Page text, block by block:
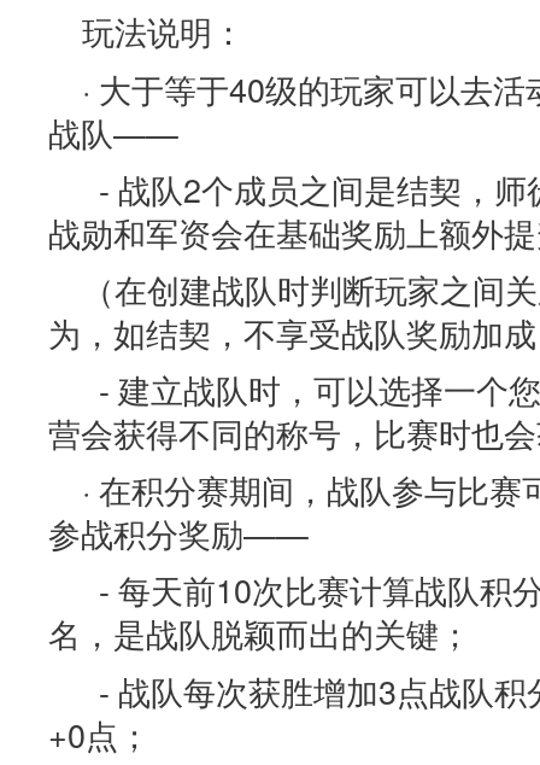
玩法说明：
· 大于等于40级的玩家可以去
战队——
- 战队2个成员之间是结契，
战勋和军资会在基础奖励上额外
（在创建战队时判断玩家之间
为，如结契，不享受战队奖励加
- 建立战队时，可以选择一个
营会获得不同的称号，比赛时也
· 在积分赛期间，战队参与比
参战积分奖励——
- 每天前10次比赛计算战队积
名，是战队脱颖而出的关键；
- 战队每次获胜增加3点战队
+0点；